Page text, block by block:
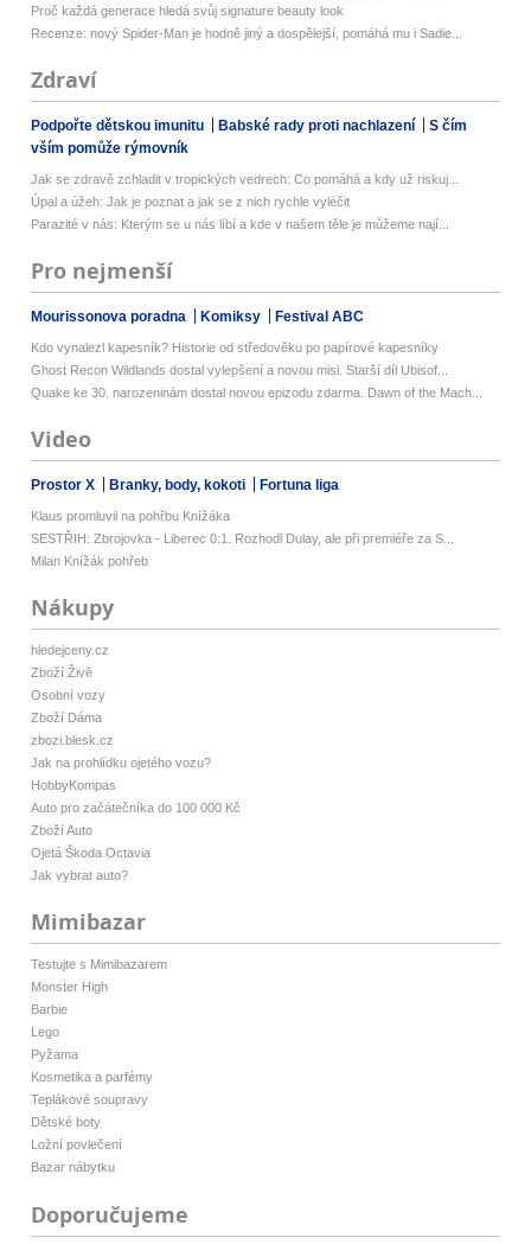
Proč každá generace hledá svůj signature beauty look
Recenze: nový Spider-Man je hodně jiný a dospělejší, pomáhá mu i Sadie...
Zdraví
Podpořte dětskou imunitu Babské rady proti nachlazení
S čím
vším pomůže rýmovník
Jak se zdravě zchladit v tropických vedrech: Co pomáhá a kdy už riskuj...
Úpal a úžeh: Jak je poznat a jak se z nich rychle vyléčit
Parazité v nás: Kterým se u nás líbí a kde v našem těle je můžeme nají...
Pro nejmenší
Mourissonova poradna Komiksy Festival ABC
Kdo vynalezl kapesník? Historie od středověku po papírové kapesníky
Ghost Recon Wildlands dostal vylepšení a novou misi. Starší díl Ubisof...
Quake ke 30. narozeninám dostal novou epizodu zdarma. Dawn of the Mach...
Video
Prostor X Branky, body, kokoti Fortuna liga
Klaus promluvil na pohřbu Knížáka
SESTŘIH: Zbrojovka - Liberec 0:1. Rozhodl Dulay, ale při premiéře za S...
Milan Knížák pohřeb
Nákupy
hledejceny.cz
Zboží Živě
Osobní vozy
Zboží Dáma
zbozi.blesk.cz
Jak na prohlídku ojetého vozu?
HobbyKompas
Auto pro začátečníka do 100 000 Kč
Zboží Auto
Ojetá Škoda Octavia
Jak vybrat auto?
Mimibazar
Testujte s Mimibazarem
Monster High
Barbie
Lego
Pyžama
Kosmetika a parfémy
Teplákové soupravy
Dětské boty
Ložní povlečení
Bazar nábytku
Doporučujeme